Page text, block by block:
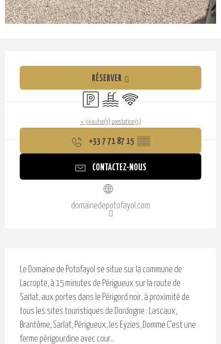
Ouverture et coordonnées
RÉSERVER
Parking Piscine WiFi
+ 34 autre(s) prestation(s)
+33 7 71 87 15 ▒▒
CONTACTEZ-NOUS
domainedepotofayol.com
Le Domaine de Potofayol se situe sur la commune de
Lacropte, à 15 minutes de Périgueux sur la route de
Sarlat, aux portes dans le Périgord noir, à proximité de
tous les sites touristiques de Dordogne : Lascaux,
Brantôme, Sarlat, Périgueux, les Eyzies, Domme C’est une
ferme périgourdine avec cour...